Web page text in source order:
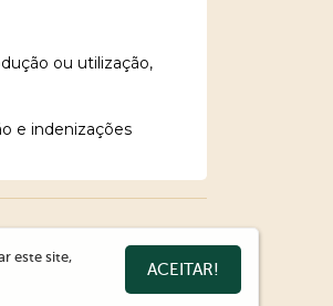
ou utilização,
e indenizações
este site,
ACEITAR!